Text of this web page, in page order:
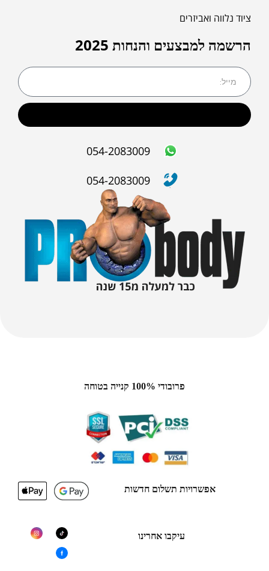
ציוד נלווה ואביזרים
הרשמה למבצעים והנחות 2025
054-2083009
054-2083009
פרובודי 100% קנייה בטוחה
אפשרויות תשלום חדשות
עיקבו אחרינו